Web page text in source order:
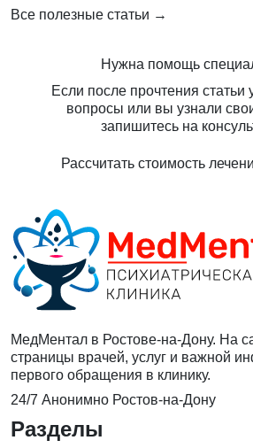
Все полезные статьи →
Нужна помощь
Если после прочтения статьи
вопросы или вы узнали
запишитесь на
Рассчитать стоимость
МедМентал в Ростове-на-Дону. На
страницы врачей, услуг и важной
первого обращения в клинику.
24/7 Анонимно Ростов-на-Дону
Разделы